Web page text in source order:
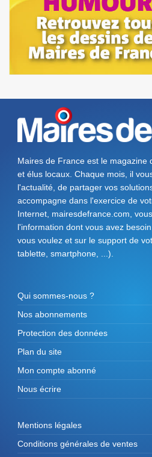
Maires de France est le magazine
et élus locaux. Chaque mois, il
l'actualité, de partager vos
accompagne dans l'exercice de
Internet, mairesdefrance.com,
l'information dont vous avez
vous voulez et sur le support de
tablette, smartphone, ...).
Qui sommes-nous ?
Nos abonnements
Protection des données
Plan du site
Mon compte abonné
Nous écrire
Mentions légales
Conditions générales de ventes